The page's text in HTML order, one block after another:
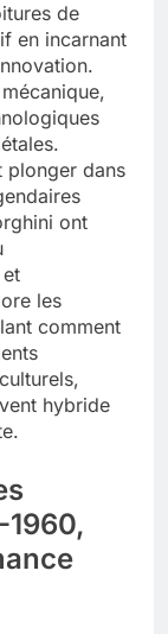
de
en incarnant
plonger dans
ont
les
comment
hybride